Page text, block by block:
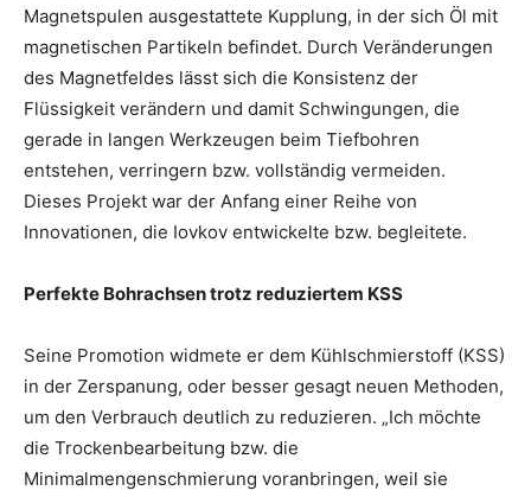
Magnetspulen ausgestattete Kupplung, in der sich Öl mit
magnetischen Partikeln befindet. Durch Veränderungen
des Magnetfeldes lässt sich die Konsistenz der
Flüssigkeit verändern und damit Schwingungen, die
gerade in langen Werkzeugen beim Tiefbohren
entstehen, verringern bzw. vollständig vermeiden.
Dieses Projekt war der Anfang einer Reihe von
Innovationen, die Iovkov entwickelte bzw. begleitete.
Perfekte Bohrachsen trotz reduziertem KSS
Seine Promotion widmete er dem Kühlschmierstoff (KSS)
in der Zerspanung, oder besser gesagt neuen Methoden,
um den Verbrauch deutlich zu reduzieren. „Ich möchte
die Trockenbearbeitung bzw. die
Minimalmengenschmierung voranbringen, weil sie